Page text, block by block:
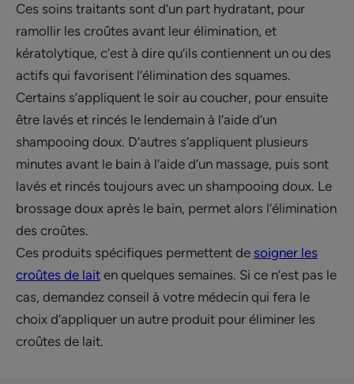
Ces soins traitants sont d’un part hydratant, pour
ramollir les croûtes avant leur élimination, et
kératolytique, c’est à dire qu’ils contiennent un ou des
actifs qui favorisent l’élimination des squames.
Certains s’appliquent le soir au coucher, pour ensuite
être lavés et rincés le lendemain à l’aide d’un
shampooing doux. D’autres s’appliquent plusieurs
minutes avant le bain à l’aide d’un massage, puis sont
lavés et rincés toujours avec un shampooing doux. Le
brossage doux après le bain, permet alors l’élimination
des croûtes.
Ces produits spécifiques permettent de soigner les
croûtes de lait en quelques semaines. Si ce n’est pas le
cas, demandez conseil à votre médecin qui fera le
choix d’appliquer un autre produit pour éliminer les
croûtes de lait.